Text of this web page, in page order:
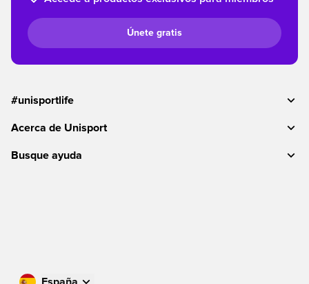
Únete gratis
#unisportlife
Acerca de Unisport
Busque ayuda
España